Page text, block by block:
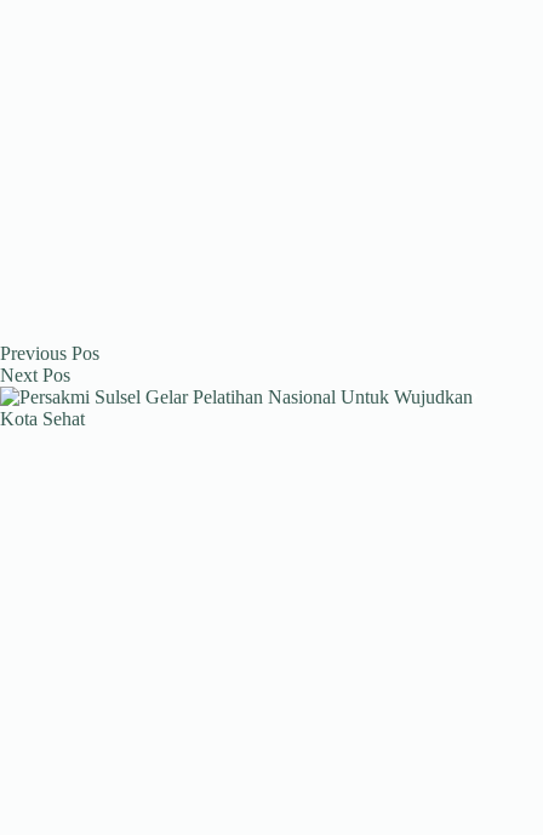
Previous Pos
NextPos